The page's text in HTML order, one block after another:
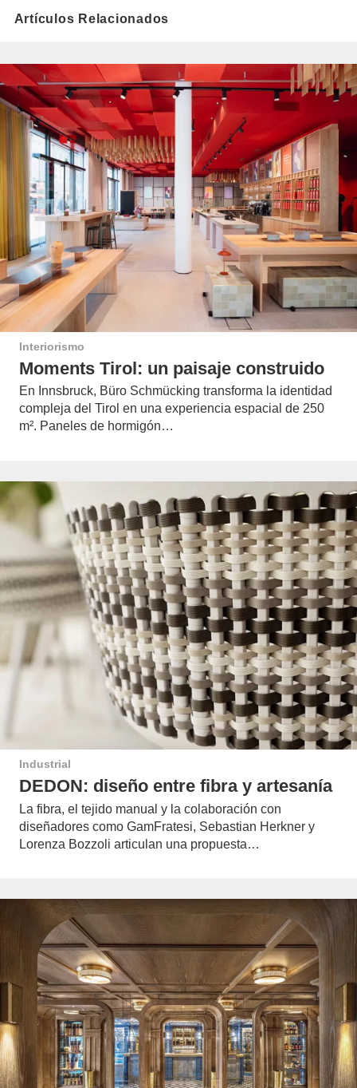
Artículos Relacionados
Interiorismo
Moments Tirol: un paisaje construido
En Innsbruck, Büro Schmücking transforma la identidad
compleja del Tirol en una experiencia espacial de 250
m². Paneles de hormigón…
Industrial
DEDON: diseño entre fibra y artesanía
La fibra, el tejido manual y la colaboración con
diseñadores como GamFratesi, Sebastian Herkner y
Lorenza Bozzoli articulan una propuesta…